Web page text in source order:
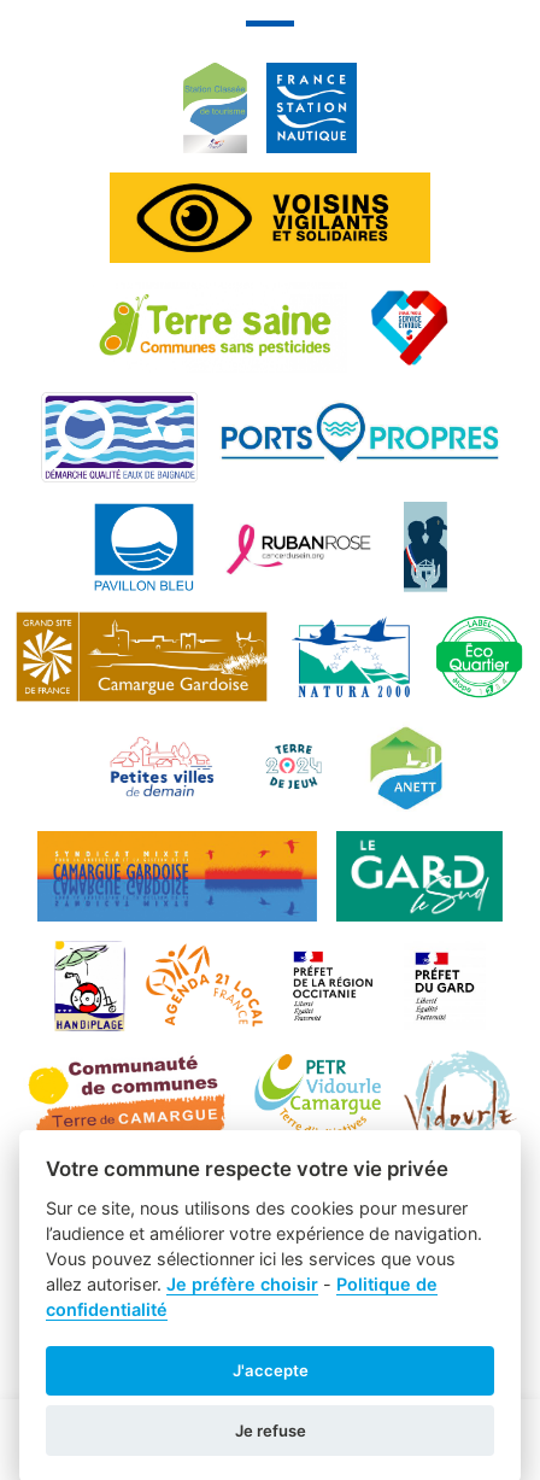
Votre commune respecte votre vie privée
Sur ce site, nous utilisons des cookies pour mesurer
l’audience et améliorer votre expérience de navigation.
Vous pouvez sélectionner ici les services que vous
allez autoriser.Je préfère choisir - Politique de
confidentialité
J'accepte
Je refuse